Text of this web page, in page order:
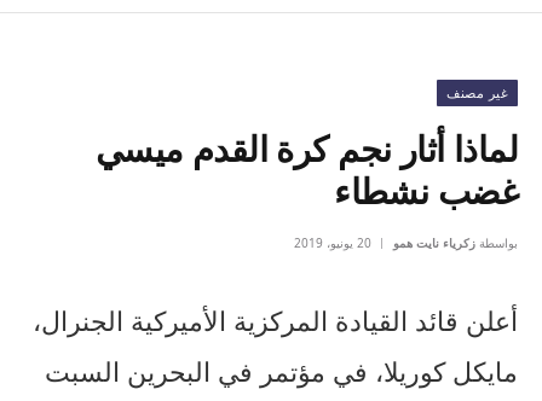
غير مصنف
لماذا أثار نجم كرة القدم ميسي
غضب نشطاء
بواسطة زكرياء نايت همو 20 يونيو، 2019
أعلن قائد القيادة المركزية الأميركية الجنرال،
مايكل كوريلا، في مؤتمر في البحرين السبت